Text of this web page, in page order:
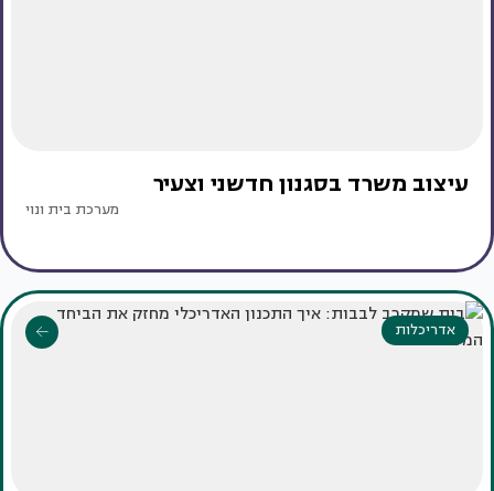
עיצוב משרד בסגנון חדשני וצעיר
מערכת בית ונוי
אדריכלות